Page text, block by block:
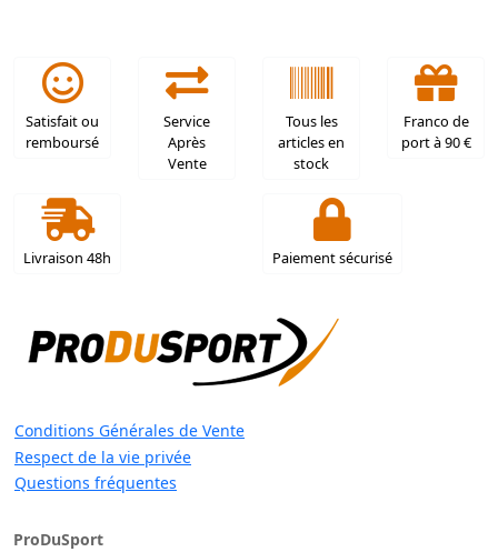
Satisfait ou
remboursé
Service
Après
Vente
Tous les
articles en
stock
Franco de
port à 90 €
Livraison 48h Paiement sécurisé
Conditions Générales de Vente
Respect de la vie privée
Questions fréquentes
ProDuSport